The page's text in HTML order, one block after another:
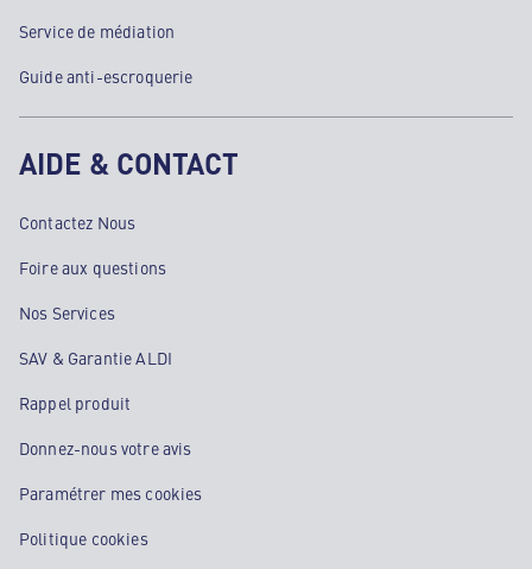
Service de médiation
Guide anti-escroquerie
AIDE & CONTACT
Contactez Nous
Foire aux questions
Nos Services
SAV & Garantie ALDI
Rappel produit
Donnez-nous votre avis
Paramétrer mes cookies
Politique cookies